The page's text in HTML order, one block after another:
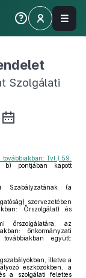
Szolgálati
Tvt.) 59.
pontjában kapott
Szabályzatának (a
szervezetében
Őrszolgálat) és
őrszolgálatára, az
önkormányzati
együtt:
illetve a
eszközökben, a
a szolgálati felettes